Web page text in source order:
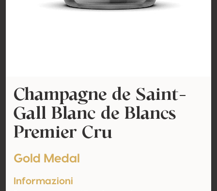
Champagne de Saint-
Gall Blanc de Blancs
Premier Cru
Gold Medal
Informazioni